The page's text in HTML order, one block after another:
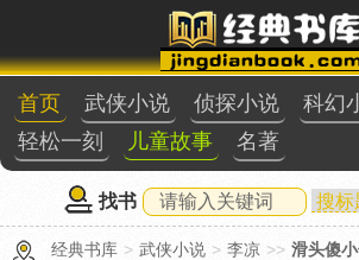
首页 武侠小说 侦探小说 科幻
轻松一刻
儿童故事 名著
找书
经典书库 > 武侠小说 > 李凉 >> 滑头傻